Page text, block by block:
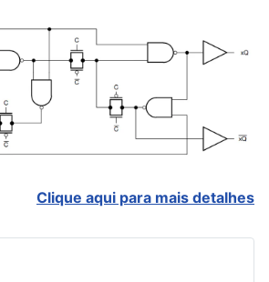
Clique aqui para mais detalhes